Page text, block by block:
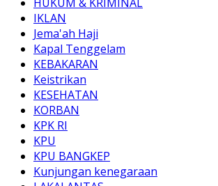
IKLAN
Jema'ah Haji
Kapal Tenggelam
KEBAKARAN
Keistrikan
KESEHATAN
KORBAN
KPK RI
KPU
KPU BANGKEP
Kunjungan kenegaraan